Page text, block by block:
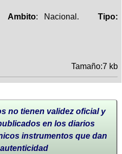
Ambito: Nacional.Tipo:
Tamaño:7 kb
no tienen validez oficial y
en los diarios
instrumentos que dan